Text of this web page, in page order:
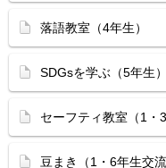
落語教室（4年生）
SDGsを学ぶ（5年生）
セーフティ教室（1・3
豆まき（1・6年生交流